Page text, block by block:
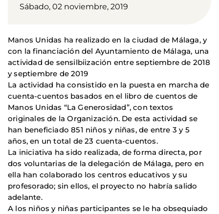
Sábado, 02 noviembre, 2019
Manos Unidas ha realizado en la ciudad de Málaga, y
con la financiación del Ayuntamiento de Málaga, una
actividad de sensilbiización entre septiembre de 2018
y septiembre de 2019
La actividad ha consistido en la puesta en marcha de
cuenta-cuentos basados en el libro de cuentos de
Manos Unidas “La Generosidad”, con textos
originales de la Organización. De esta actividad se
han beneficiado 851 niños y niñas, de entre 3 y 5
años, en un total de 23 cuenta-cuentos.
La iniciativa ha sido realizada, de forma directa, por
dos voluntarias de la delegación de Málaga, pero en
ella han colaborado los centros educativos y su
profesorado; sin ellos, el proyecto no habría salido
adelante.
A los niños y niñas participantes se le ha obsequiado